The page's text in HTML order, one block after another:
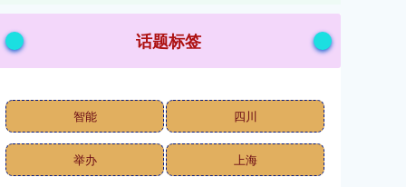
话题标签
智能 四川
举办 上海